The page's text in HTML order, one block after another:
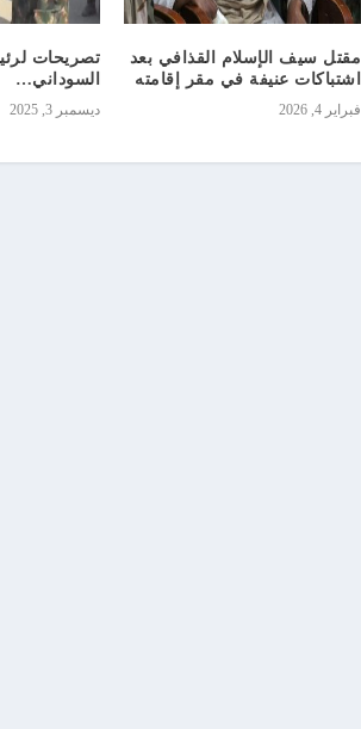
مقتل سيف الإسلام القذافي بعد
اشتباكات عنيفة في مقر إقامته
فبراير 4, 2026
تصريحات
السوداني…
ديسمبر 3, 2025